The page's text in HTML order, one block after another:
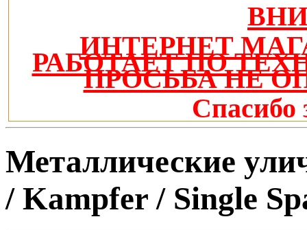
ИНТЕРНЕТ
РАБОТАЕТ ПО
ПРОСЬБА НЕ
Спасибо
Металлические
/ Kampfer / Single